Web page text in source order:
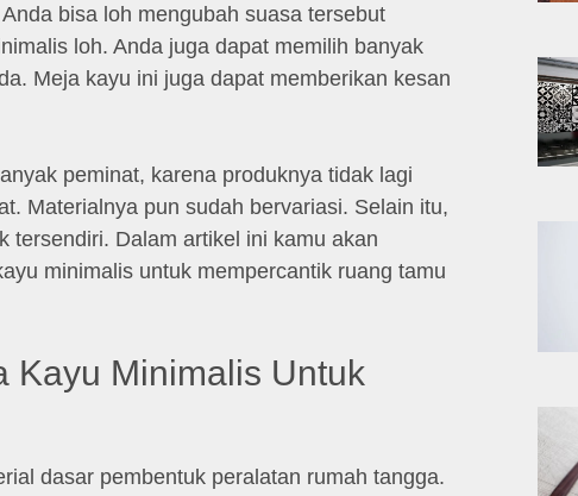
bisa loh mengubah suasa tersebut
loh. Anda juga dapat memilih banyak
Meja kayu ini juga dapat memberikan kesan
peminat, karena produknya tidak lagi
Materialnya pun sudah bervariasi. Selain itu,
tersendiri. Dalam artikel ini kamu akan
minimalis untuk mempercantik ruang tamu
Kayu Minimalis Untuk
dasar pembentuk peralatan rumah tangga.